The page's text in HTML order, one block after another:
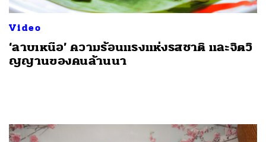
Video
‘ลาบเหนือ’ ความร้อนแรงแห่งรสชาติ และจิตวิ
ญญานของคนล้านนา